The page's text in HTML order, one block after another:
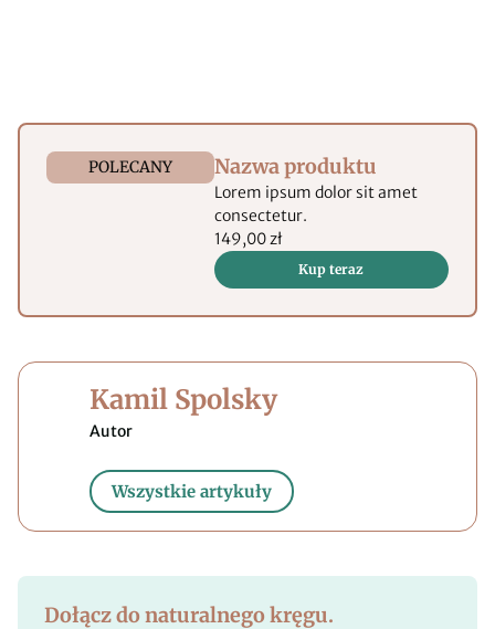
POLECANY Nazwa produktu
Lorem ipsum dolor sit amet
consectetur.
149,00 zł
Kup teraz
Kamil Spolsky
Wszystkie artykuły
Dołącz do naturalnego kręgu.